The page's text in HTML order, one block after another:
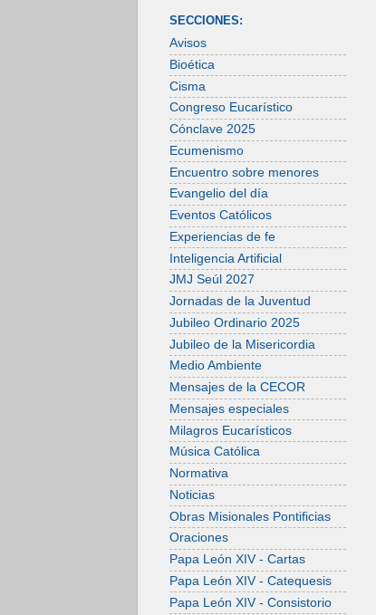
SECCIONES:
Avisos
Bioética
Cisma
Congreso Eucarístico
Cónclave 2025
Ecumenismo
Encuentro sobre menores
Evangelio del día
Eventos Católicos
Experiencias de fe
Inteligencia Artificial
JMJ Seúl 2027
Jornadas de la Juventud
Jubileo Ordinario 2025
Jubileo de la Misericordia
Medio Ambiente
Mensajes de la CECOR
Mensajes especiales
Milagros Eucarísticos
Música Católica
Normativa
Noticias
Obras Misionales Pontificias
Oraciones
Papa León XIV - Cartas
Papa León XIV - Catequesis
Papa León XIV - Consistorio